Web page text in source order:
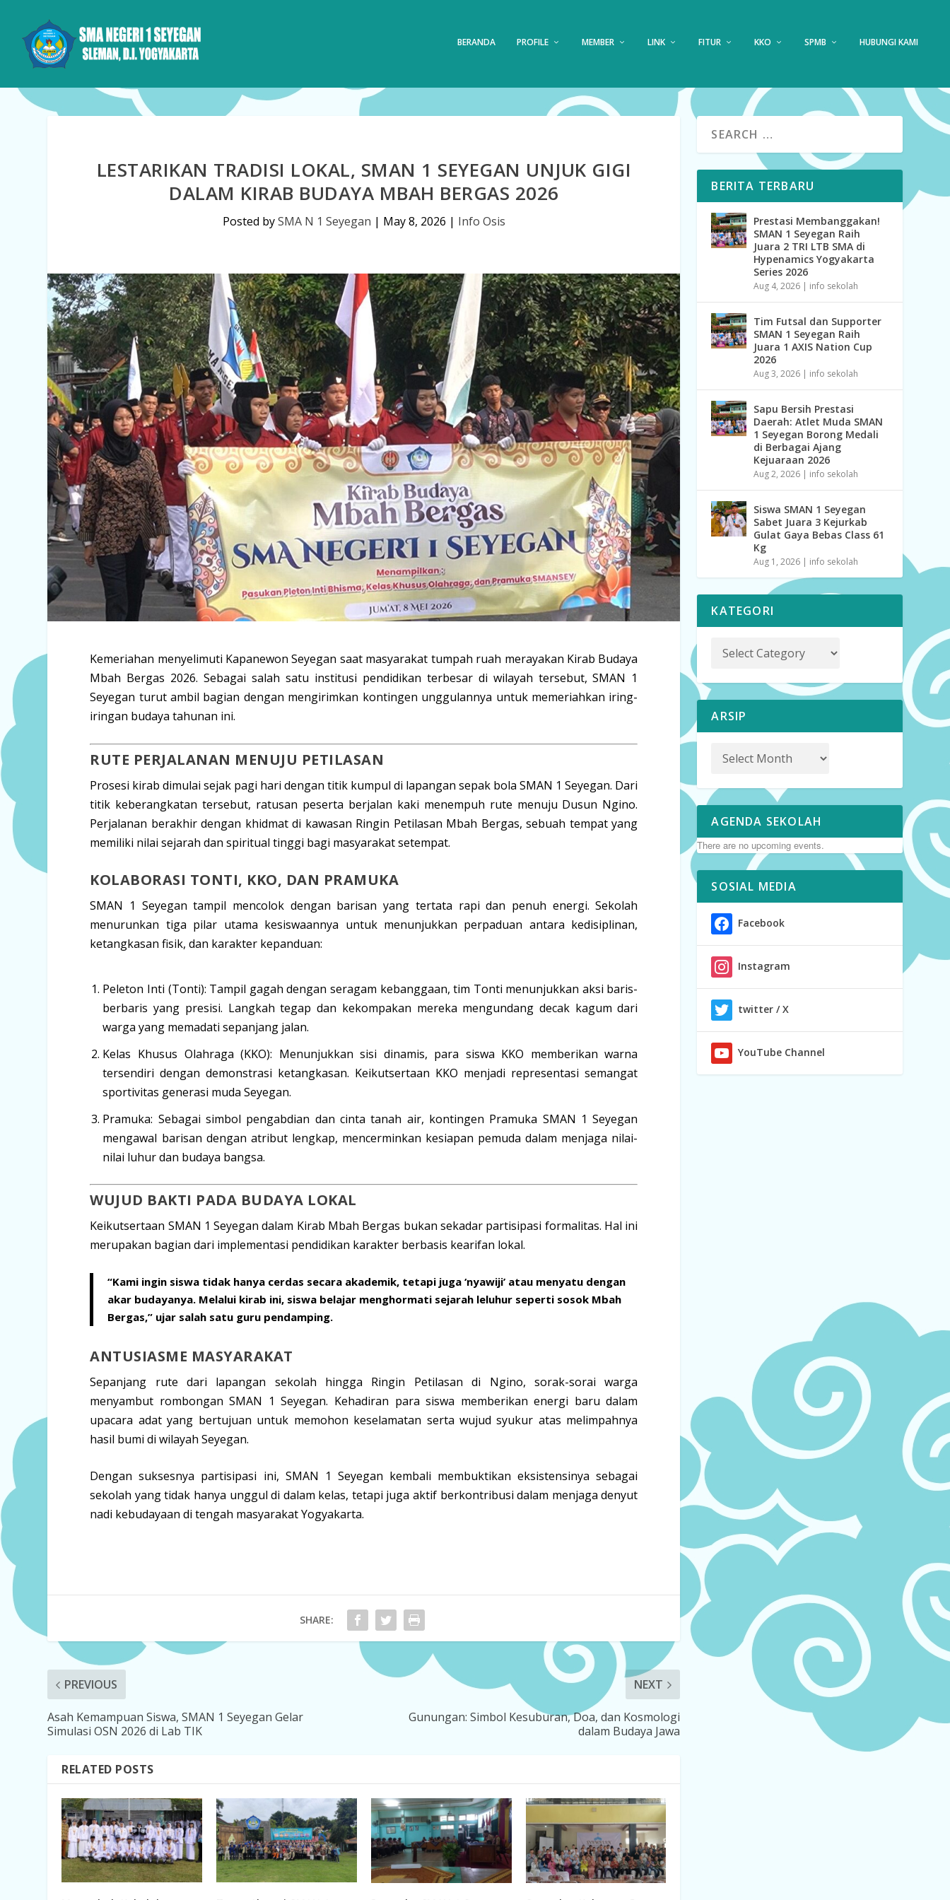
BERANDA PROFILE MEMBER LINK FITUR KKO SPMB HUBUNGI KAMI
LESTARIKAN TRADISI LOKAL, SMAN 1 SEYEGAN UNJUK GIGI
DALAM KIRAB BUDAYA MBAH BERGAS 2026
Posted bySMA N 1 Seyegan | May 8, 2026 | Info Osis
Kemeriahan menyelimuti Kapanewon Seyegan saat masyarakat tumpah ruah merayakan Kirab Budaya
Mbah Bergas 2026. Sebagai salah satu institusi pendidikan terbesar di wilayah tersebut, SMAN 1
Seyegan turut ambil bagian dengan mengirimkan kontingen unggulannya untuk memeriahkan iring-
iringan budaya tahunan ini.
RUTE PERJALANAN MENUJU PETILASAN
Prosesi kirab dimulai sejak pagi hari dengan titik kumpul di lapangan sepak bola SMAN 1 Seyegan. Dari
titik keberangkatan tersebut, ratusan peserta berjalan kaki menempuh rute menuju Dusun Ngino.
Perjalanan berakhir dengan khidmat di kawasan Ringin Petilasan Mbah Bergas, sebuah tempat yang
memiliki nilai sejarah dan spiritual tinggi bagi masyarakat setempat.
KOLABORASI TONTI, KKO, DAN PRAMUKA
SMAN 1 Seyegan tampil mencolok dengan barisan yang tertata rapi dan penuh energi. Sekolah
menurunkan tiga pilar utama kesiswaannya untuk menunjukkan perpaduan antara kedisiplinan,
ketangkasan fisik, dan karakter kepanduan:
Peleton Inti (Tonti): Tampil gagah dengan seragam kebanggaan, tim Tonti menunjukkan aksi baris-
berbaris yang presisi. Langkah tegap dan kekompakan mereka mengundang decak kagum dari
warga yang memadati sepanjang jalan.
Kelas Khusus Olahraga (KKO): Menunjukkan sisi dinamis, para siswa KKO memberikan warna
tersendiri dengan demonstrasi ketangkasan. Keikutsertaan KKO menjadi representasi semangat
sportivitas generasi muda Seyegan.
Pramuka: Sebagai simbol pengabdian dan cinta tanah air, kontingen Pramuka SMAN 1 Seyegan
mengawal barisan dengan atribut lengkap, mencerminkan kesiapan pemuda dalam menjaga nilai-
nilai luhur dan budaya bangsa.
WUJUD BAKTI PADA BUDAYA LOKAL
Keikutsertaan SMAN 1 Seyegan dalam Kirab Mbah Bergas bukan sekadar partisipasi formalitas. Hal ini
merupakan bagian dari implementasi pendidikan karakter berbasis kearifan lokal.
“Kami ingin siswa tidak hanya cerdas secara akademik, tetapi juga ‘nyawiji’ atau menyatu dengan
akar budayanya. Melalui kirab ini, siswa belajar menghormati sejarah leluhur seperti sosok Mbah
Bergas,” ujar salah satu guru pendamping.
ANTUSIASME MASYARAKAT
Sepanjang rute dari lapangan sekolah hingga Ringin Petilasan di Ngino, sorak-sorai warga
menyambut rombongan SMAN 1 Seyegan. Kehadiran para siswa memberikan energi baru dalam
upacara adat yang bertujuan untuk memohon keselamatan serta wujud syukur atas melimpahnya
hasil bumi di wilayah Seyegan.
Dengan suksesnya partisipasi ini, SMAN 1 Seyegan kembali membuktikan eksistensinya sebagai
sekolah yang tidak hanya unggul di dalam kelas, tetapi juga aktif berkontribusi dalam menjaga denyut
nadi kebudayaan di tengah masyarakat Yogyakarta.
SHARE:
PREVIOUS
Asah Kemampuan Siswa, SMAN 1 Seyegan Gelar
Simulasi OSN 2026 di Lab TIK
NEXT
Gunungan: Simbol Kesuburan, Doa, dan Kosmologi
dalam Budaya Jawa
RELATED POSTS
BERITA TERBARU
Prestasi Membanggakan!
SMAN 1 Seyegan Raih
Juara 2 TRI LTB SMA di
Hypenamics Yogyakarta
Series 2026
Aug 4, 2026 | info sekolah
Tim Futsal dan Supporter
SMAN 1 Seyegan Raih
Juara 1 AXIS Nation Cup
2026
Aug 3, 2026 | info sekolah
Sapu Bersih Prestasi
Daerah: Atlet Muda SMAN
1 Seyegan Borong Medali
di Berbagai Ajang
Kejuaraan 2026
Aug 2, 2026 | info sekolah
Siswa SMAN 1 Seyegan
Sabet Juara 3 Kejurkab
Gulat Gaya Bebas Class 61
Kg
Aug 1, 2026 | info sekolah
KATEGORI
ARSIP
AGENDA SEKOLAH
There are no upcoming events.
SOSIAL MEDIA
Facebook
Instagram
twitter / X
YouTube Channel